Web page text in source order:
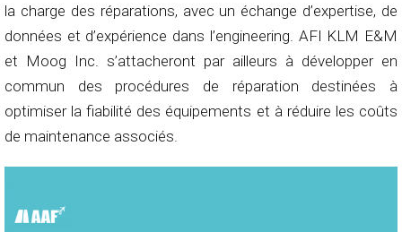
la charge des réparations, avec un échange d’expertise, de
données et d’expérience dans l’engineering. AFI KLM E&M
et Moog Inc. s’attacheront par ailleurs à développer en
commun des procédures de réparation destinées à
optimiser la fiabilité des équipements et à réduire les coûts
de maintenance associés.